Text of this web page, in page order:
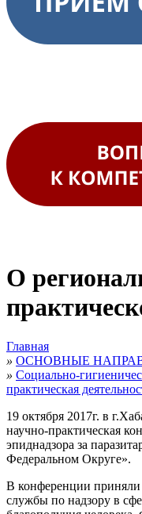
О
Главная
» ОСНОВНЫЕ
» Социально-
практическая
19 октября 2017г. в
научно-практическая
эпиднадзора за
Федеральном Округе».
В конференции приняли
службы по надзору в